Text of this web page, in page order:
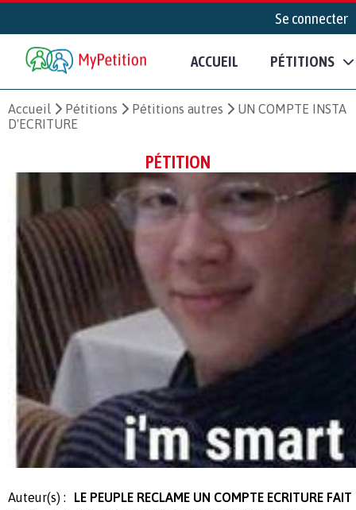
Se connecter
ACCUEIL PÉTITIONS
Accueil Pétitions Pétitions autres
UN COMPTE INSTA
D'ECRITURE
PÉTITION
Auteur(s) :
LE PEUPLE RECLAME UN COMPTE ECRITURE